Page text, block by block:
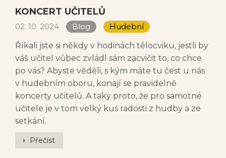
KONCERT UČITELŮ
02. 10. 2024 Blog
Hudební
Říkali jste si někdy v hodinách tělocviku, jestli by
váš učitel vůbec zvládl sám zacvičit to, co chce
po vás? Abyste věděli, s kým máte tu čest u nás
v hudebním oboru, konají se pravidelně
koncerty učitelů. A taky proto, že pro samotné
učitele je v tom velký kus radosti z hudby a ze
setkání.
Přečíst